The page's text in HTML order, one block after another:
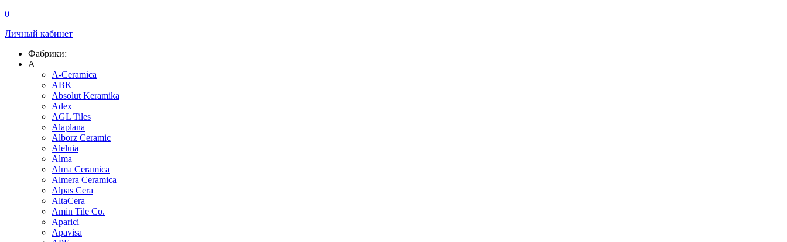
0
Личный кабинет
Фабрики:
A
A-Ceramica
ABK
Absolut Keramika
Adex
AGL Tiles
Alaplana
Alborz Ceramic
Aleluia
Alma
Alma Ceramica
Almera Ceramica
Alpas Cera
AltaCera
Amin Tile Co.
Aparici
Apavisa